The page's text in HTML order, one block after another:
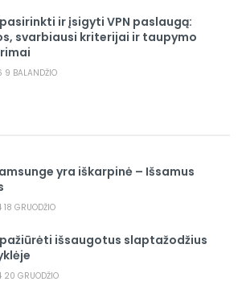
ir įsigyti VPN paslaugą:
svarbiausi kriterijai ir taupymo
BALANDŽIO
yra iškarpinė – Išsamus
GRUODŽIO
išsaugotus slaptažodžius
GRUODŽIO